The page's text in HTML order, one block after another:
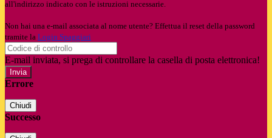
all'indirizzo indicato con le istruzioni necessarie.
Non hai una e-mail associata al nome utente? Effettua il reset della password
tramite la Login Spaggiari
E-mail inviata, si prega di controllare la casella di posta elettronica!
Errore
Chiudi
Successo